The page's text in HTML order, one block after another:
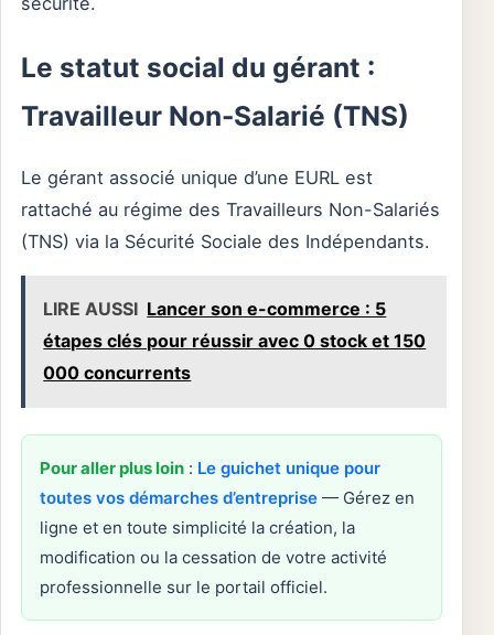
Le statut social du gérant :
Travailleur Non-Salarié (TNS)
Le gérant associé unique d’une EURL est
rattaché au régime des Travailleurs Non-Salariés
(TNS) via la Sécurité Sociale des Indépendants.
LIRE AUSSI Lancer son e-commerce : 5
étapes clés pour réussir avec 0 stock et 150
000 concurrents
Pour aller plus loin : Le guichet unique pour
toutes vos démarches d’entreprise — Gérez en
ligne et en toute simplicité la création, la
modification ou la cessation de votre activité
professionnelle sur le portail officiel.